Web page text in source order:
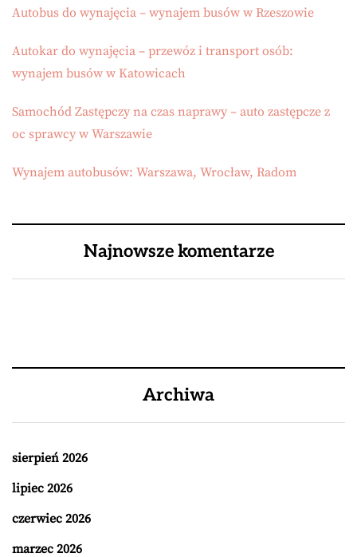
Autobus do wynajęcia – wynajem busów w Rzeszowie
Autokar do wynajęcia – przewóz i transport osób:
wynajem busów w Katowicach
Samochód Zastępczy na czas naprawy – auto zastępcze z
oc sprawcy w Warszawie
Wynajem autobusów: Warszawa, Wrocław, Radom
Najnowsze komentarze
Archiwa
sierpień 2026
lipiec 2026
czerwiec 2026
marzec 2026